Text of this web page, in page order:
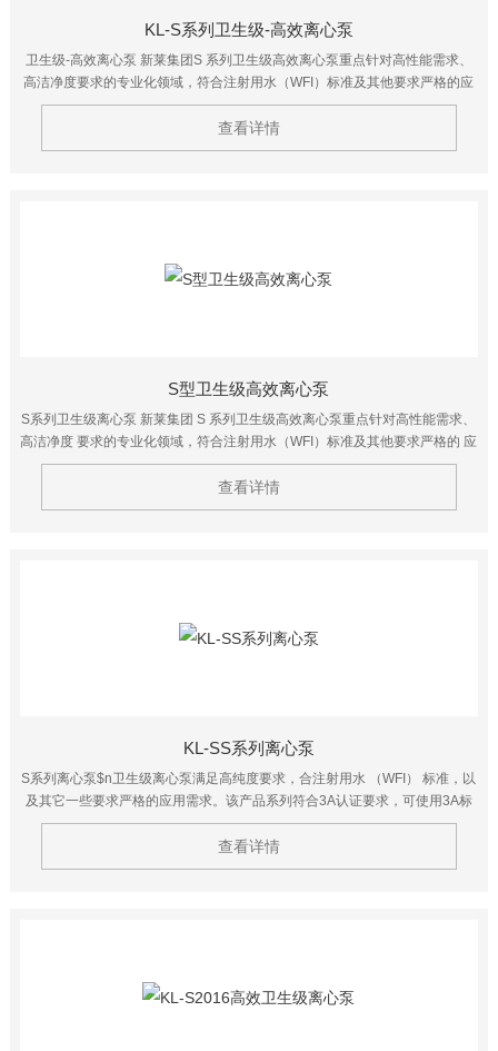
KL-S系列卫生级-高效离心泵
卫生级-高效离心泵 新莱集团S 系列卫生级高效离心泵重点针对高性能需求、
高洁净度要求的专业化领域，符合注射用水（WFI）标准及其他要求严格的应
用领域。该系列离心泵具有更高的能效比，能够有效的降低使用者的持续投入
成本。
查看详情
S型卫生级高效离心泵
S系列卫生级离心泵 新莱集团 S 系列卫生级高效离心泵重点针对高性能需求、
高洁净度 要求的专业化领域，符合注射用水（WFI）标准及其他要求严格的 应
用领域。该系列离心泵具有更高的能效比，能够有效的降低使用 者的持续投入
成本。
查看详情
KL-SS系列离心泵
S系列离心泵$n卫生级离心泵满足高纯度要求，合注射用水 （WFI） 标准，以
及其它一些要求严格的应用需求。该产品系列符合3A认证要求，可使用3A标
志，并且可以实现在线清洗、在线消毒以及手工清洗。$n产品接触面表面处理
Ra≤0.5μm。
查看详情